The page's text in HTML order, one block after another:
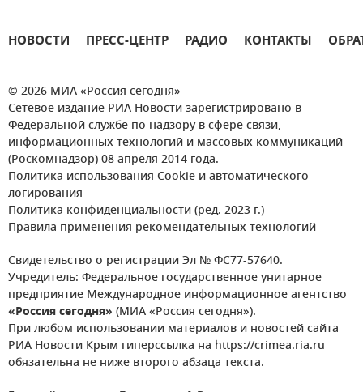
НОВОСТИ ПРЕСС-ЦЕНТР РАДИО КОНТАКТЫ
© 2026 МИА «Россия сегодня»
Сетевое издание РИА Новости зарегистрировано в
Федеральной службе по надзору в сфере связи,
информационных технологий и массовых коммуникаций
(Роскомнадзор) 08 апреля 2014 года.
Политика использования Cookie и автоматического
логирования
Политика конфиденциальности (ред. 2023 г.)
Правила применения рекомендательных технологий
Свидетельство о регистрации Эл № ФС77-57640.
Учредитель: Федеральное государственное унитарное
предприятие Международное информационное агентство
«Россия сегодня» (МИА «Россия сегодня»).
При любом использовании материалов и новостей сайта
РИА Новости Крым гиперссылка на https://crimea.ria.ru
обязательна не ниже второго абзаца текста.